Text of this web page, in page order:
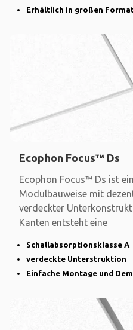
Erhältlich in großen
Ecophon Focus™ Ds
Ecophon Focus™ Ds ist
Modulbauweise mit
verdeckter
Kanten entsteht eine
Schallabsorptionsklasse A
verdeckte Unterstruktion
Einfache Montage und